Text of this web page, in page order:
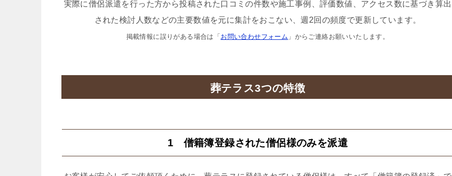
実際に僧侶派遣を行った方から投稿された口コミの件数や施工事例、評価数値、アクセス数に基づき算出
された検討人数などの主要数値を元に集計をおこない、週2回の頻度で更新しています。
掲載情報に誤りがある場合は「 お問い合わせフォーム 」からご連絡お願いいたします。
葬テラス3つの特徴
1 僧籍簿登録された僧侶様のみを派遣